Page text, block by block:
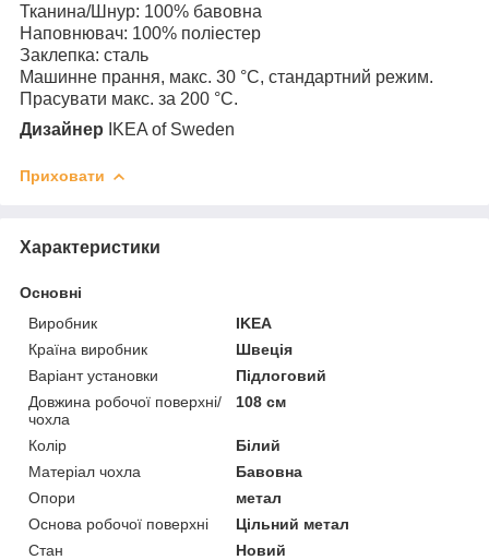
Тканина/Шнур: 100% бавовна
Наповнювач: 100% поліестер
Заклепка: сталь
Машинне прання, макс. 30 °C, стандартний режим.
Прасувати макс. за 200 °C.
Дизайнер
KEA of Sweden
Приховати
Характеристики
Основні
Виробник
IKEA
Країна виробник
Швеція
Варіант установки
Підлоговий
Довжина робочої поверхні/
чохла
108 см
Колір
Білий
Матеріал чохла
Бавовна
Опори
метал
Основа робочої поверхні
Цільний метал
Стан
Новий